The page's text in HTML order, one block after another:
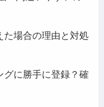
た場合の理由と対処
グに勝手に登録？確